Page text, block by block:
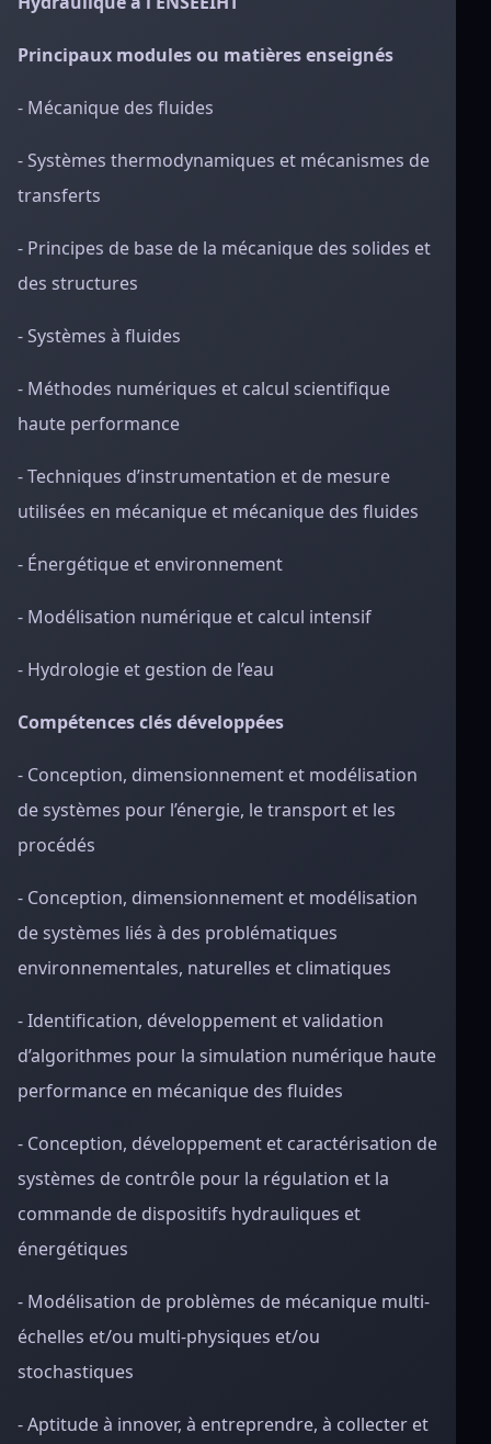
Principaux modules ou matières enseignés
- Mécanique des fluides
- Systèmes thermodynamiques et mécanismes de
transferts
- Principes de base de la mécanique des solides et
des structures
- Systèmes à fluides
- Méthodes numériques et calcul scientifique
haute performance
- Techniques d’instrumentation et de mesure
utilisées en mécanique et mécanique des fluides
- Énergétique et environnement
- Modélisation numérique et calcul intensif
- Hydrologie et gestion de l’eau
Compétences clés développées
- Conception, dimensionnement et modélisation
de systèmes pour l’énergie, le transport et les
procédés
- Conception, dimensionnement et modélisation
de systèmes liés à des problématiques
environnementales, naturelles et climatiques
- Identification, développement et validation
d’algorithmes pour la simulation numérique haute
performance en mécanique des fluides
- Conception, développement et caractérisation de
systèmes de contrôle pour la régulation et la
commande de dispositifs hydrauliques et
énergétiques
- Modélisation de problèmes de mécanique multi-
échelles et/ou multi-physiques et/ou
stochastiques
- Aptitude à innover, à entreprendre, à collecter et